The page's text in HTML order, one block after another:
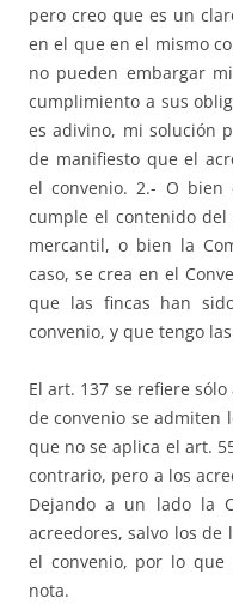
pero creo que es un
en el que en el mismo
no pueden embargar
cumplimiento a sus
es adivino, mi solución
de manifiesto que el
el convenio. 2.- O
cumple el contenido
mercantil, o bien la
caso, se crea en el
que las fincas han
convenio, y que tengo
El art. 137 se refiere
de convenio se admiten
que no se aplica el art.
contrario, pero a los
Dejando a un lado la
acreedores, salvo los
el convenio, por lo
nota.